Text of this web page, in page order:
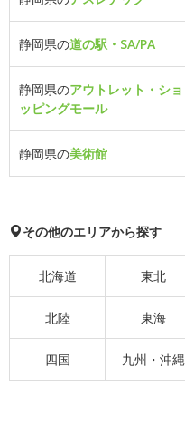
静岡県の道の駅・SA/PA
静岡県のアウトレット・ショ
ッピングモール
静岡県の美術館
その他のエリアから探す
北海道 東北
北陸 東海
四国 九州・沖縄